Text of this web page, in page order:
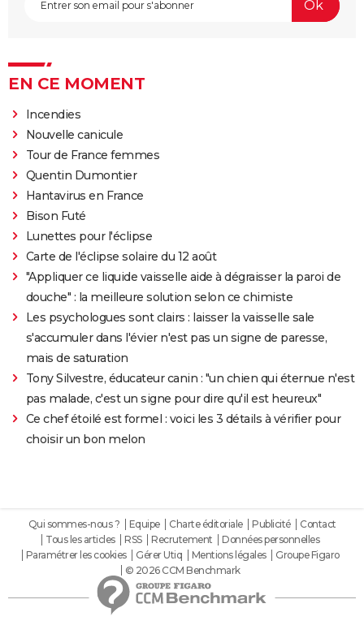
EN CE MOMENT
Incendies
Nouvelle canicule
Tour de France femmes
Quentin Dumontier
Hantavirus en France
Bison Futé
Lunettes pour l'éclipse
Carte de l'éclipse solaire du 12 août
"Appliquer ce liquide vaisselle aide à dégraisser la paroi de
douche" : la meilleure solution selon ce chimiste
Les psychologues sont clairs : laisser la vaisselle sale
s'accumuler dans l'évier n'est pas un signe de paresse,
mais de saturation
Tony Silvestre, éducateur canin : "un chien qui éternue n'est
pas malade, c'est un signe pour dire qu'il est heureux"
Ce chef étoilé est formel : voici les 3 détails à vérifier pour
choisir un bon melon
Qui sommes-nous ? Equipe Charte éditoriale Publicité
Contact
Tous les articles
RSS Recrutement
Données personnelles
Paramétrer les cookies
Gérer Utiq Mentions légales
Groupe Figaro
© 2026 CCM Benchmark